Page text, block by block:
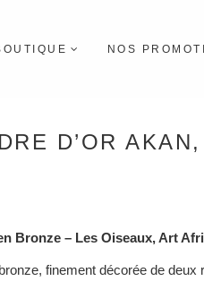
NOS
D’OR
Bronze – Les Oiseaux, Art
finement décorée de